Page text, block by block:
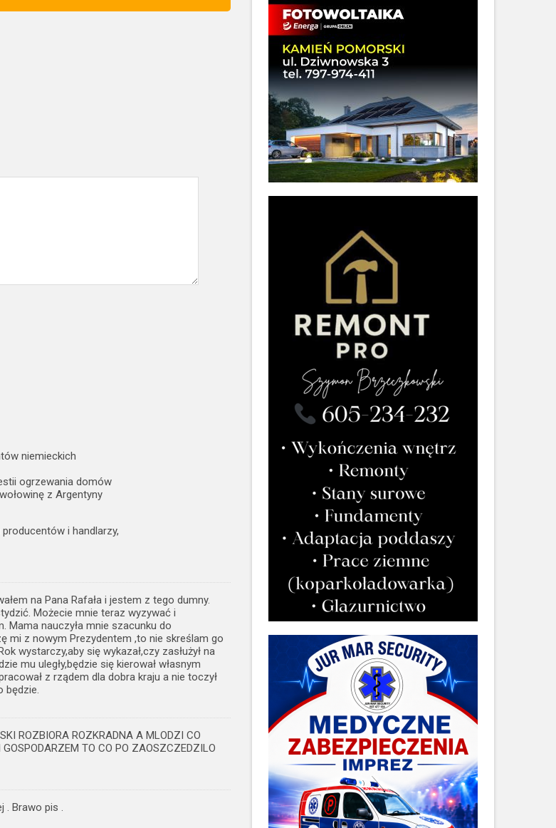
niemieckich
ogrzewania domów
z Argentyny
i handlarzy,
na Pana Rafała i jestem z tego dumny.
Możecie mnie teraz wyzywać i
Mama nauczyła mnie szacunku do
mi z nowym Prezydentem ,to nie skreślam go
wystarczy,aby się wykazał,czy zasłużył na
mu uległy,będzie się kierował własnym
z rządem dla dobra kraju a nie toczył
będzie.
ROZBIORA ROZKRADNA A MLODZI CO
TO CO PO ZAOSZCZEDZILO
. Brawo pis .